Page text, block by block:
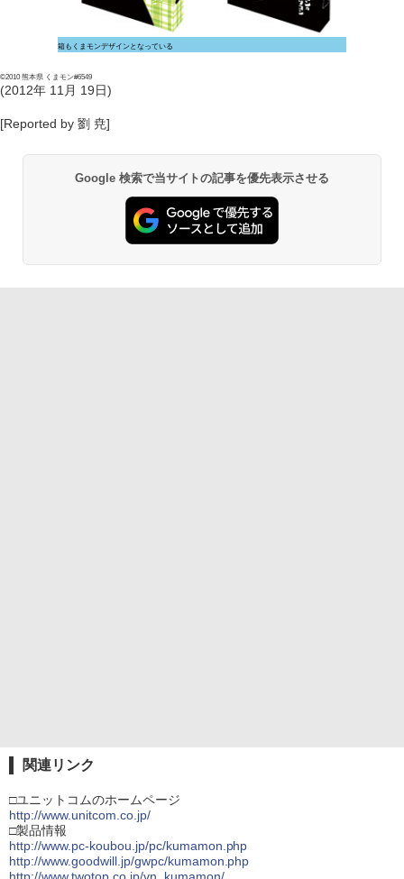
箱もくまモンデザインとなっている
©2010 熊本県 くまモン#6549
(2012年 11月 19日)
[Reported by 劉 尭]
Google 検索で当サイトの記事を優先表示させる
関連リンク
□ユニットコムのホームページ
http://www.unitcom.co.jp/
□製品情報
http://www.pc-koubou.jp/pc/kumamon.php
http://www.goodwill.jp/gwpc/kumamon.php